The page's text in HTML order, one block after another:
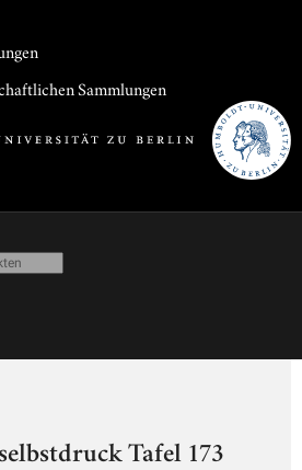
Sammlungen
Tafel 173